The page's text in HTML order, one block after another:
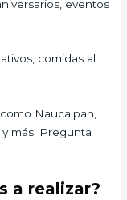
eventos
comidas al
Naucalpan,
más. Pregunta
a realizar?